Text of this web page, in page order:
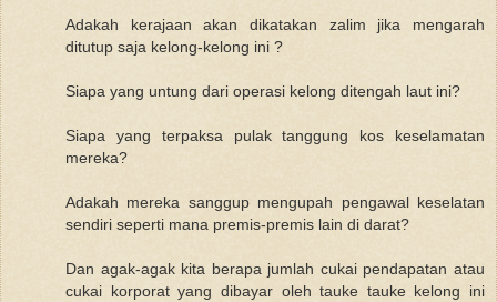
Adakah kerajaan akan dikatakan zalim jika mengarah
ditutup saja kelong-kelong ini ?
Siapa yang untung dari operasi kelong ditengah laut ini?
Siapa yang terpaksa pulak tanggung kos keselamatan
mereka?
Adakah mereka sanggup mengupah pengawal keselatan
sendiri seperti mana premis-premis lain di darat?
Dan agak-agak kita berapa jumlah cukai pendapatan atau
cukai korporat yang dibayar oleh tauke tauke kelong ini